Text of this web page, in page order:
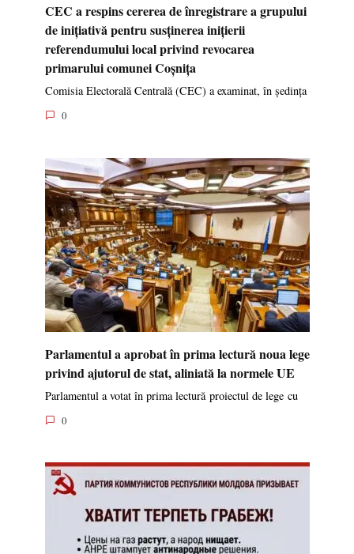
CEC a respins cererea de înregistrare a grupului
de inițiativă pentru susținerea inițierii
referendumului local privind revocarea
primarului comunei Coșnița
Comisia Electorală Centrală (CEC) a examinat, în ședința
0
Parlamentul a aprobat în prima lectură noua lege
privind ajutorul de stat, aliniată la normele UE
Parlamentul a votat în prima lectură proiectul de lege cu
0